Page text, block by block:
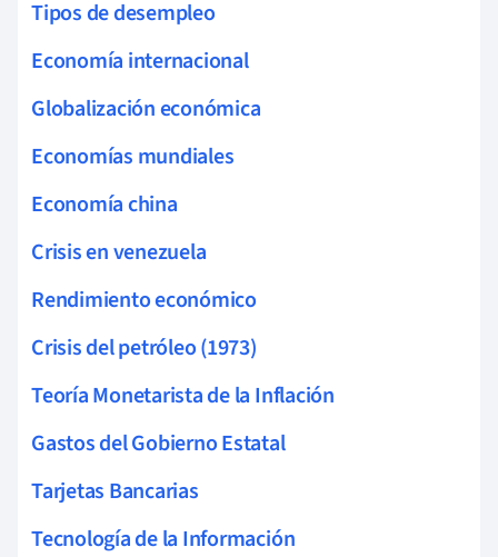
Tipos de desempleo
Economía internacional
Globalización económica
Economías mundiales
Economía china
Crisis en venezuela
Rendimiento económico
Crisis del petróleo (1973)
Teoría Monetarista de la Inflación
Gastos del Gobierno Estatal
Tarjetas Bancarias
Tecnología de la Información